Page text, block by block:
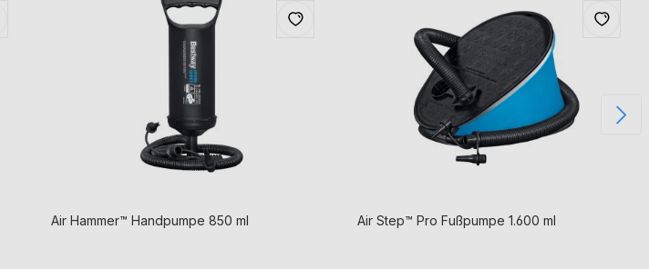
Air Hammer™ Handpumpe 850 ml Air Step™ Pro Fußpumpe 1.600 ml